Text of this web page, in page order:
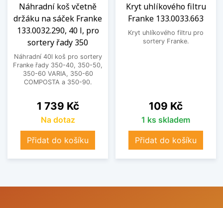
Náhradní koš včetně
držáku na sáček Franke
133.0032.290, 40 l, pro
sortery řady 350
Náhradní 40l koš pro sortery
Franke řady 350-40, 350-50,
350-60 VARIA, 350-60
COMPOSTA a 350-90.
Cena
1 739 Kč
Na dotaz
Přidat do košíku
Kryt uhlíkového filtru
Franke 133.0033.663
Kryt uhlíkového filtru pro
sortery Franke.
Cena
109 Kč
1 ks skladem
Přidat do košíku